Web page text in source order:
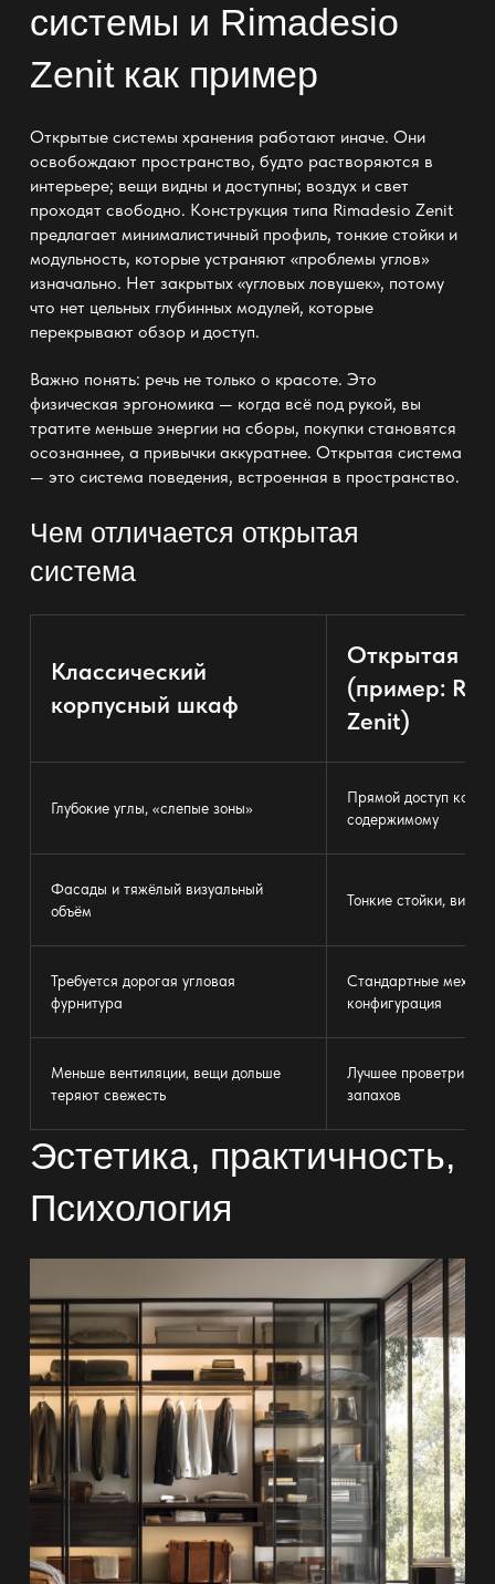
системы и Rimadesio
Zenit как пример
Открытые системы хранения работают иначе. Они
освобождают пространство, будто растворяются в
интерьере; вещи видны и доступны; воздух и свет
проходят свободно. Конструкция типа Rimadesio Zenit
предлагает минималистичный профиль, тонкие стойки и
модульность, которые устраняют «проблемы углов»
изначально. Нет закрытых «угловых ловушек», потому
что нет цельных глубинных модулей, которые
перекрывают обзор и доступ.
Важно понять: речь не только о красоте. Это
физическая эргономика — когда всё под рукой, вы
тратите меньше энергии на сборы, покупки становятся
осознаннее, а привычки аккуратнее. Открытая система
— это система поведения, встроенная в пространство.
Чем отличается открытая
система
Классический
корпусный шкаф
Открытая
(пример:
Zenit)
Глубокие углы, «слепые зоны»
Прямой доступ ко
содержимому
Фасады и тяжёлый визуальный
объём
Тонкие стойки,
Требуется дорогая угловая
фурнитура
Стандартные
конфигурация
Меньше вентиляции, вещи дольше
теряют свежесть
Лучшее
запахов
Эстетика, практичность,
Психология